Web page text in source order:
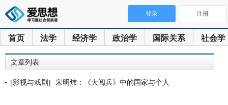
首页 法学 经济学 政治学 国际关系 社会学
登录 注册
文章列表
[影视与戏剧] 宋明炜：《大阅兵》中的国家与个人